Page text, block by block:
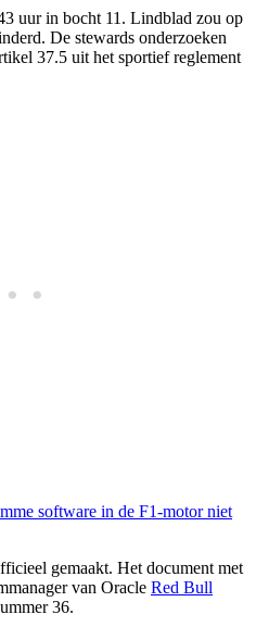
uur in bocht 11. Lindblad zou op
De stewards onderzoeken
37.5 uit het sportief reglement
software in de F1-motor niet
gemaakt. Het document met
van Oracle Red Bull
36.